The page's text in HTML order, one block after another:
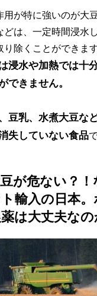
が特に強いのが大豆
どは、一定時間浸水
除くことができます
浸水や加熱では十
できません。
豆乳、水煮大豆な
失していない食品
が危ない？
輸入の日本
は大丈夫なの